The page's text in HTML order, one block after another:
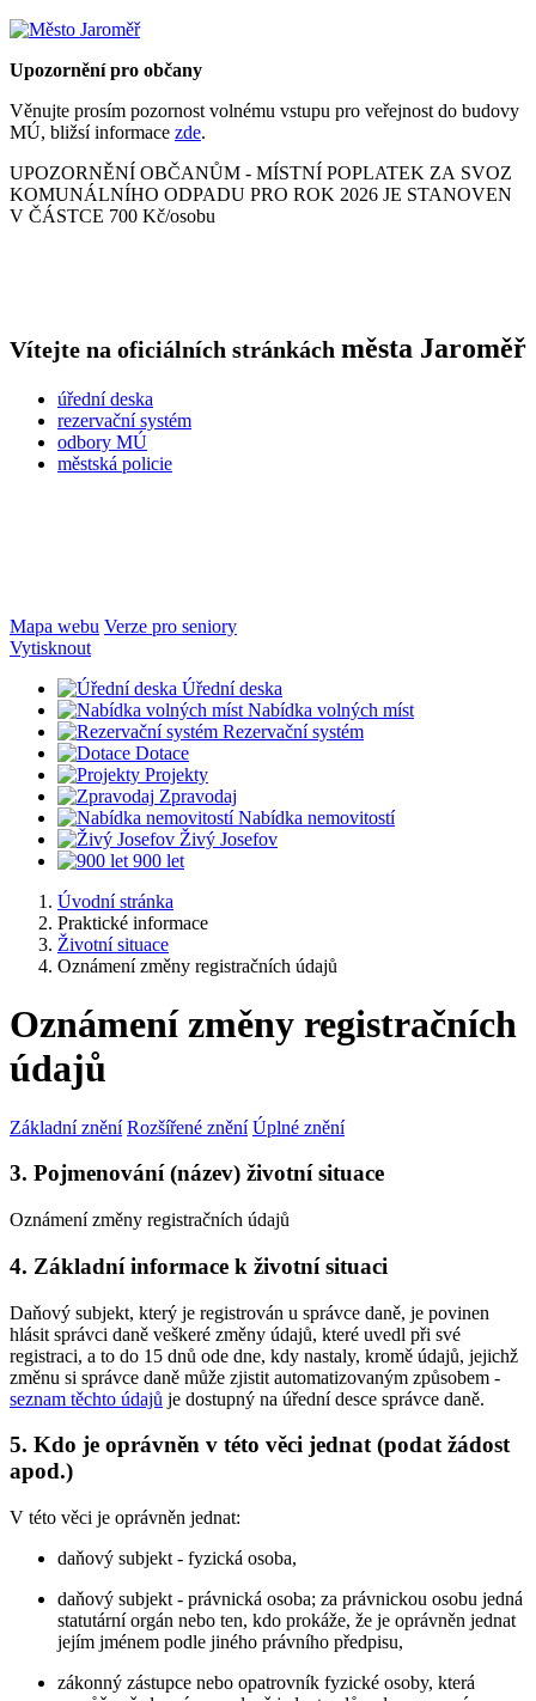
Upozornění pro občany
Věnujte prosím pozornost volnému vstupu pro veřejnost do budovy
MÚ, bližsí informace zde.
UPOZORNĚNÍ OBČANŮM - MÍSTNÍ POPLATEK ZA SVOZ
KOMUNÁLNÍHO ODPADU PRO ROK 2026 JE STANOVEN
V ČÁSTCE 700 Kč/osobu
Vítejte na oficiálních stránkách města Jaroměř
úřední deska
rezervační systém
odbory MÚ
městská policie
Mapa webu Verze pro seniory
Vytisknout
Úřední deska
Nabídka volných míst
Rezervační systém
Dotace
Projekty
Zpravodaj
Nabídka nemovitostí
Živý Josefov
900 let
Úvodní stránka
Praktické informace
Životní situace
Oznámení změny registračních údajů
Oznámení změny registračních
údajů
Základní znění Rozšířené znění Úplné znění
3. Pojmenování (název) životní situace
Oznámení změny registračních údajů
4. Základní informace k životní situaci
Daňový subjekt, který je registrován u správce daně, je povinen
hlásit správci daně veškeré změny údajů, které uvedl při své
registraci, a to do 15 dnů ode dne, kdy nastaly, kromě údajů, jejichž
změnu si správce daně může zjistit automatizovaným způsobem -
seznam těchto údajů je dostupný na úřední desce správce daně.
5. Kdo je oprávněn v této věci jednat (podat žádost
apod.)
V této věci je oprávněn jednat:
daňový subjekt - fyzická osoba,
daňový subjekt - právnická osoba; za právnickou osobu jedná
statutární orgán nebo ten, kdo prokáže, že je oprávněn jednat
jejím jménem podle jiného právního předpisu,
zákonný zástupce nebo opatrovník fyzické osoby, která